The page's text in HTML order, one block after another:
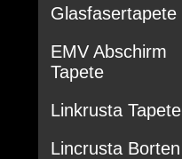
Glasfasertapete
EMV Abschirm
Tapete
Linkrusta Tapete
Lincrusta Borten